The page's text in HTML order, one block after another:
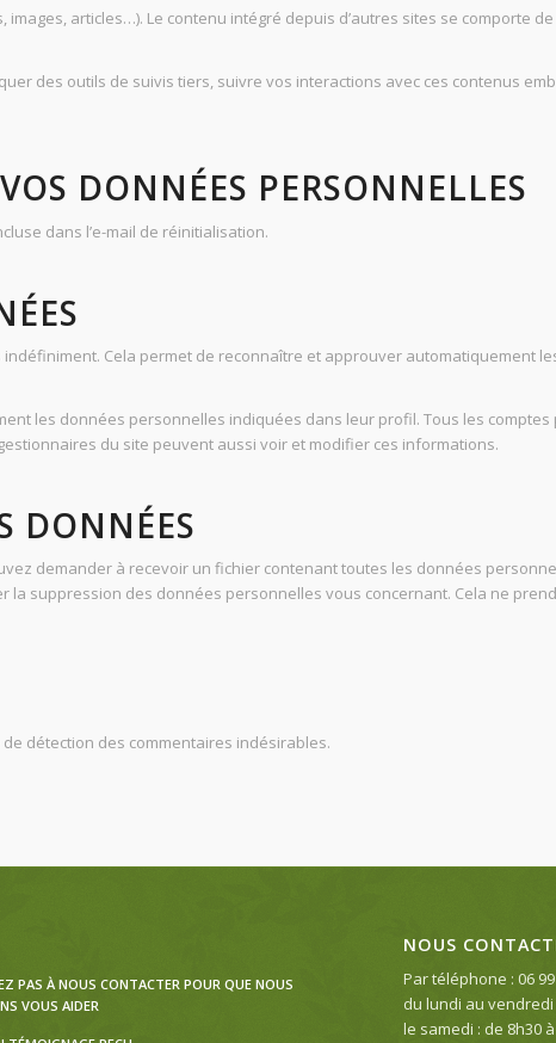
articles…). Le contenu intégré depuis d’autres sites se comporte
des outils de suivis tiers, suivre vos interactions avec ces contenus
DONNÉES PERSONNELLES
dans l’e-mail de réinitialisation.
Cela permet de reconnaître et approuver automatiquement
les données personnelles indiquées dans leur profil. Tous les
du site peuvent aussi voir et modifier ces informations.
DONNÉES
demander à recevoir un fichier contenant toutes les données
suppression des données personnelles vous concernant. Cela ne
détection des commentaires indésirables.
PAS À NOUS CONTACTER POUR QUE NOUS
VOUS AIDER
NOUS
Par téléphone : 06 99
du lundi au vendredi
le samedi : de 8h30